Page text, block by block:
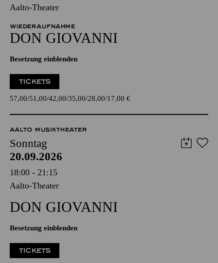
Aalto-Theater
WIEDERAUFNAHME
DON GIO­VANNI
Besetzung einblenden
TICKETS
57,00 51,00 42,00 35,00 28,00 17,00 €
AALTO MUSIKTHEATER
Sonntag
20.09.2026
18:00 - 21:15
Aalto-Theater
DON GIO­VANNI
Besetzung einblenden
TICKETS